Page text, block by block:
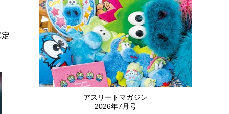
アスリートマガジン
2026年7月号